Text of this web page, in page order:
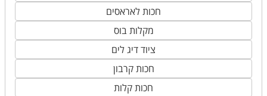
חכות לאראסים
מקלות בוס
ציוד דיג לים
חכות קרבון
חכות קלות